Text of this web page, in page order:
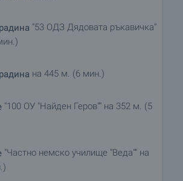
"53 ОДЗ Дядовата ръкавичка"
на 445 м. (6 мин.)
"100 ОУ "Найден Геров"" на 352 м. (5
"Частно немско училище "Веда"" на